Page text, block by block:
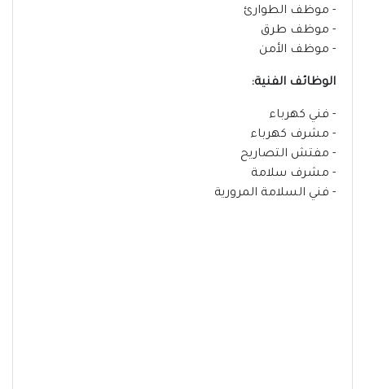
- موظف الطوارئ
- موظف طرق
- موظف الأمن
الوظائف الفنية:
- فني كهرباء
- مشرف كهرباء
- مفتش التصاريح
- مشرف سلامة
- فني السلامة المرورية